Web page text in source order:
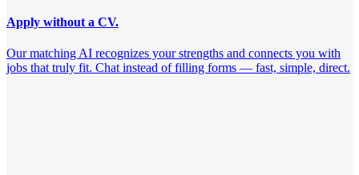
Apply without a CV.
Our matching AI recognizes your strengths and connects you with
jobs that truly fit. Chat instead of filling forms — fast, simple, direct.